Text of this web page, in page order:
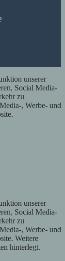
unserer
Social Media-
zu
, Werbe- und
unserer
Social Media-
zu
, Werbe- und
Weitere
hinterlegt.